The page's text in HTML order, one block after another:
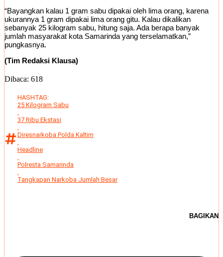
“Bayangkan kalau 1 gram sabu dipakai oleh lima orang, karena
ukurannya 1 gram dipakai lima orang gitu. Kalau dikalikan
sebanyak 25 kilogram sabu, hitung saja. Ada berapa banyak
jumlah masyarakat kota Samarinda yang terselamatkan,”
pungkasnya.
(Tim Redaksi Klausa)
Dibaca: 618
HASHTAG:
25 Kilogram Sabu
,
37 Ribu Ekstasi
,
Diresnarkoba Polda Kaltim
,
Headline
,
Polresta Samarinda
,
Tangkapan Narkoba Jumlah Besar
BAGIKAN